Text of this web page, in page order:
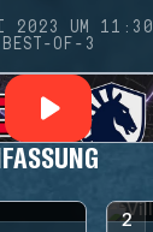
2023 UM 11:30
BEST-OF-3
2